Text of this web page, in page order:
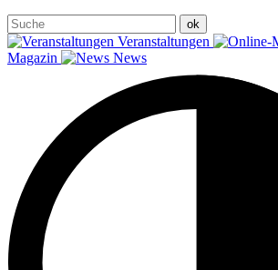
Veranstaltungen
Magazin
News